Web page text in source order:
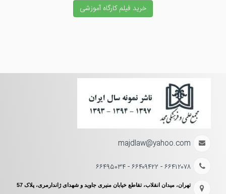
خرید فیلم کارگاه آموزشی
majdlaw@yahoo.com
۶۶۴۱۲۰۷۸ - ۶۶۴۰۹۴۲۲ - ۶۶۴۹۵۰۳۴
تهران، میدان انقلاب، تقاطع خیابان منیری جاوید و شهدای ژاندارمری، پلاک 57